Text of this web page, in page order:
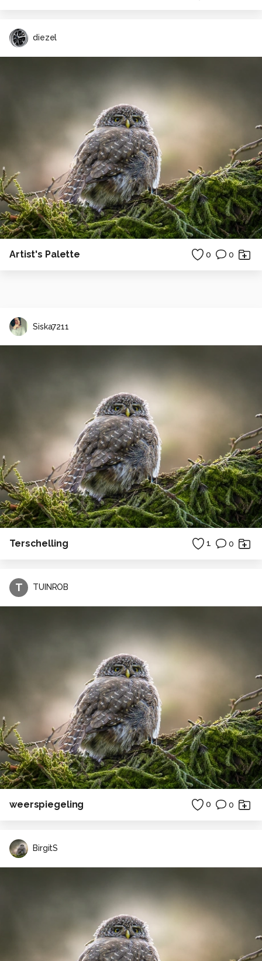
diezel
Artist's Palette 0 0
Siska7211
Terschelling 1 0
T TUINROB
weerspiegeling 0 0
BirgitS